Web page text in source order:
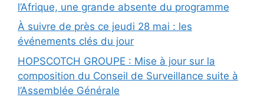
l’Afrique, une grande absente du programme
À suivre de près ce jeudi 28 mai : les
événements clés du jour
HOPSCOTCH GROUPE : Mise à jour sur la
composition du Conseil de Surveillance suite à
l’Assemblée Générale